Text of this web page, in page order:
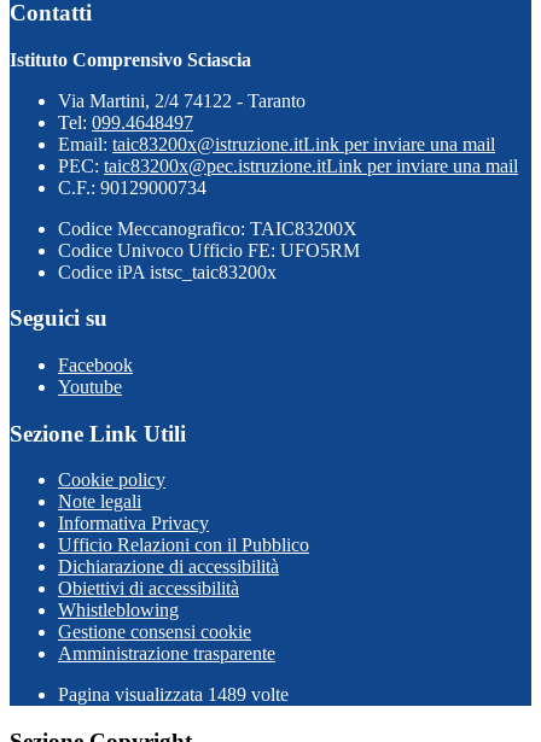
Contatti
Istituto Comprensivo Sciascia
Via Martini, 2/4 74122 - Taranto
Tel: 099.4648497
Email: taic83200x@istruzione.itLink per inviare una mail
PEC: taic83200x@pec.istruzione.itLink per inviare una mail
C.F.: 90129000734
Codice Meccanografico: TAIC83200X
Codice Univoco Ufficio FE: UFO5RM
Codice iPA istsc_taic83200x
Seguici su
Facebook
Youtube
Sezione Link Utili
Cookie policy
Note legali
Informativa Privacy
Ufficio Relazioni con il Pubblico
Dichiarazione di accessibilità
Obiettivi di accessibilità
Whistleblowing
Gestione consensi cookie
Amministrazione trasparente
Pagina visualizzata 1489 volte